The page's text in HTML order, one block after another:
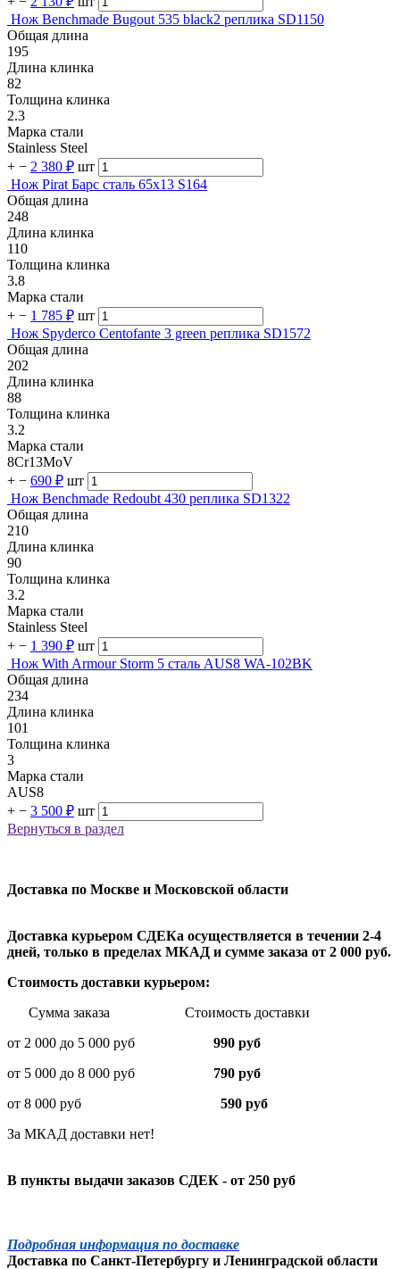
Нож Benchmade Bugout 535 black2 реплика SD1150
Общая длина
195
Длина клинка
82
Толщина клинка
2.3
Марка стали
Stainless Steel
+ − 2 380 ₽ шт
Нож Pirat Барс сталь 65х13 S164
Общая длина
248
Длина клинка
110
Толщина клинка
3.8
Марка стали
+ − 1 785 ₽ шт
Нож Spyderco Centofante 3 green реплика SD1572
Общая длина
202
Длина клинка
88
Толщина клинка
3.2
Марка стали
8Cr13MoV
+ − 690 ₽ шт
Нож Benchmade Redoubt 430 реплика SD1322
Общая длина
210
Длина клинка
90
Толщина клинка
3.2
Марка стали
Stainless Steel
+ − 1 390 ₽ шт
Нож With Armour Storm 5 сталь AUS8 WA-102BK
Общая длина
234
Длина клинка
101
Толщина клинка
3
Марка стали
AUS8
+ − 3 500 ₽ шт
Вернуться в раздел
Доставка по Москве и Московской области
Доставка курьером СДЕКа осуществляется в течении 2-4
дней, только в пределах МКАД и сумме заказа от 2 000 руб.
Стоимость доставки курьером:
Сумма заказа Стоимость доставки
от 2 000 до 5 000 руб
990 руб
от 5 000 до 8 000 руб 790 руб
от 8 000 руб 590 руб
За МКАД доставки нет!
В пункты выдачи заказов СДЕК - от 250 руб
Подробная информация по доставке
Доставка по Санкт-Петербургу и Ленинградской области